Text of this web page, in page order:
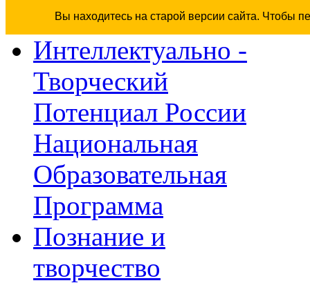
Вы находитесь на старой версии сайта. Чтобы
Интеллектуально -
Творческий
Потенциал России
Национальная
Образовательная
Программа
Познание и
творчество